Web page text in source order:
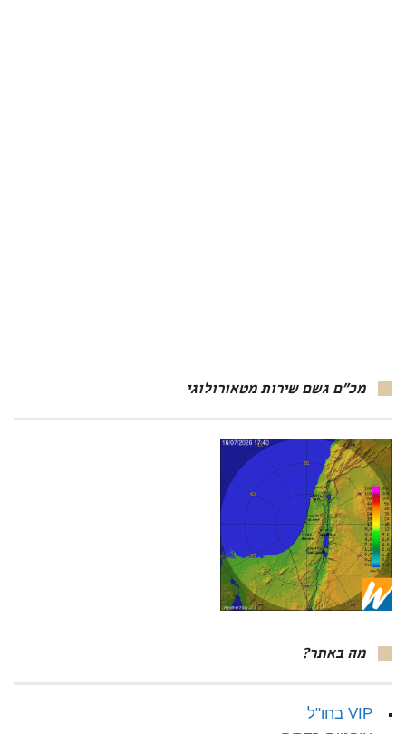
מכ"ם גשם שירות מטאורולוגי
מה באתר?
VIP בחו"ל